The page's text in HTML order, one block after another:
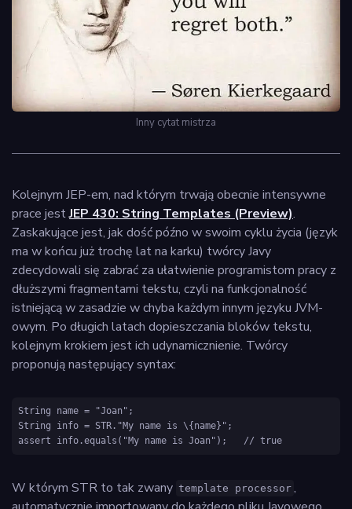
Inny cytat mistrza
Kolejnym JEP-em, nad którym trwają obecnie intensywne
prace jestJEP 430: String Templates (Preview).
Zaskakujące jest, jak dość późno w swoim cyklu życia (język
ma w końcu już trochę lat na karku) twórcy Javy
zdecydowali się zabrać za ułatwienie programistom pracy z
dłuższymi fragmentami tekstu, czyli na funkcjonalność
istniejącą w zasadzie w chyba każdym innym języku JVM-
owym. Po długich latach dopieszczania bloków tekstu,
kolejnym krokiem jest ich udynamicznienie. Twórcy
proponują następujący syntax:
String name = "Joan";
String info = STR."My name is \{name}";
assert info.equals("My name is Joan");   // true
W którym STR to tak zwany template processor ,